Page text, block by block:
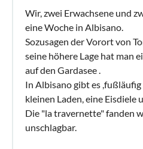
Wir, zwei Erwachsene und
eine Woche in Albisano.
Sozusagen der Vorort von
seine höhere Lage hat man
auf den Gardasee .
In Albisano gibt es
kleinen Laden, eine Eisdiele
Die "la travernette" fanden
unschlagbar.